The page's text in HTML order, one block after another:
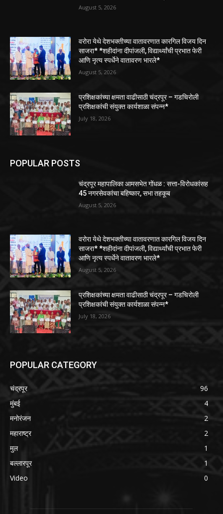
August 5, 2026
वरोरा येथे देशभक्तीच्या वातावरणात कारगिल विजय दिन
साजरा* *शहीदांना दीपांजली, विद्यार्थ्यांची प्रभात फेरी
आणि नृत्य स्पर्धेने वातावरण भारले*
August 5, 2026
प्रशिक्षकांच्या क्षमता वाढीसाठी चंद्रपूर – गडचिरोली
प्रशिक्षकांची संयुक्त कार्यशाळा संपन्न*
July 18, 2026
POPULAR POSTS
चंद्रपूर महापालिका आमसभेत गोंधळ : सत्ता-विरोधकांसह
45 नगरसेवकांचा बहिष्कार, सभा तहकूब
August 5, 2026
वरोरा येथे देशभक्तीच्या वातावरणात कारगिल विजय दिन
साजरा* *शहीदांना दीपांजली, विद्यार्थ्यांची प्रभात फेरी
आणि नृत्य स्पर्धेने वातावरण भारले*
August 5, 2026
प्रशिक्षकांच्या क्षमता वाढीसाठी चंद्रपूर – गडचिरोली
प्रशिक्षकांची संयुक्त कार्यशाळा संपन्न*
July 18, 2026
POPULAR CATEGORY
चंद्रपूर
96
मुंबई
4
मनोरंजन
2
महाराष्ट्र
2
मुल
1
बल्लारपूर
1
Video
0